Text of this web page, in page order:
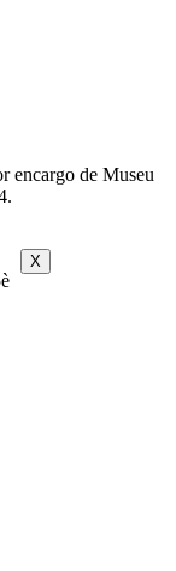
encargo de Museu
X